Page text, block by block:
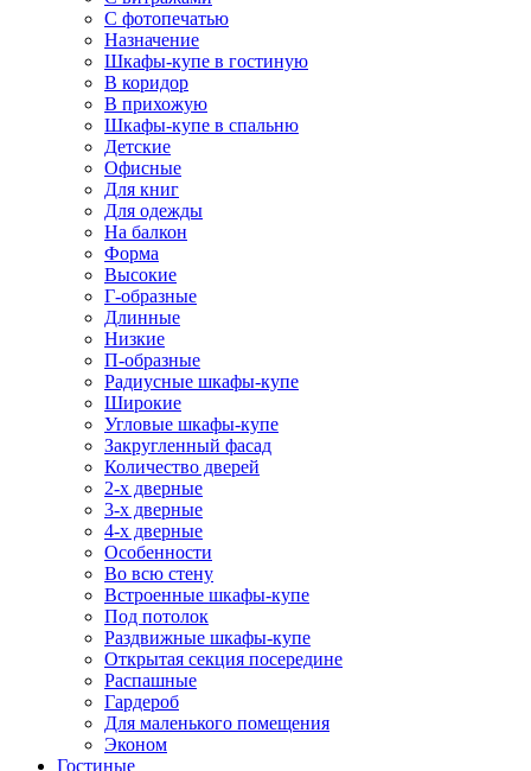
С фотопечатью
Назначение
Шкафы-купе в гостиную
В коридор
В прихожую
Шкафы-купе в спальню
Детские
Офисные
Для книг
Для одежды
На балкон
Форма
Высокие
Г-образные
Длинные
Низкие
П-образные
Радиусные шкафы-купе
Широкие
Угловые шкафы-купе
Закругленный фасад
Количество дверей
2-х дверные
3-х дверные
4-х дверные
Особенности
Во всю стену
Встроенные шкафы-купе
Под потолок
Раздвижные шкафы-купе
Открытая секция посередине
Распашные
Гардероб
Для маленького помещения
Эконом
Гостиные